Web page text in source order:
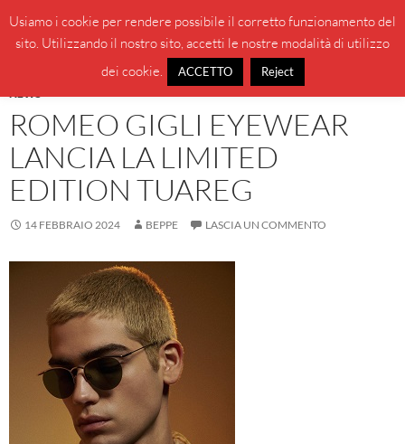
contenuto
BeppeBlog
MENU
NEWS
ROMEO GIGLI EYEWEAR
LANCIA LA LIMITED
EDITION TUAREG
14 FEBBRAIO 2024 BEPPE LASCIA UN COMMENTO
Usiamo i cookie per rendere possibile il corretto funzionamento del
sito. Utilizzando il nostro sito, accetti le nostre modalità di utilizzo
dei cookie.
ACCETTO Reject